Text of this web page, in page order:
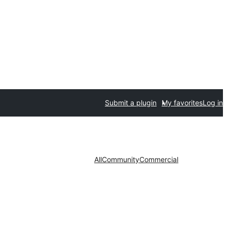
Submit a plugin My favoritesLog in
AllCommunityCommercial